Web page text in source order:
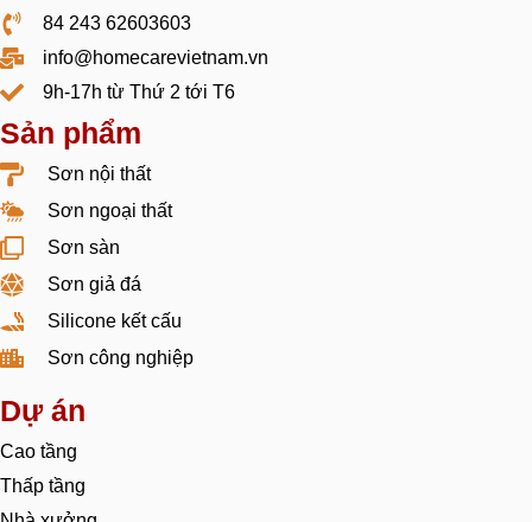
84 243 62603603
info@homecarevietnam.vn
9h-17h từ Thứ 2 tới T6
Sản phẩm
Sơn nội thất
Sơn ngoại thất
Sơn sàn
Sơn giả đá
Silicone kết cấu
Sơn công nghiệp
Dự án
Cao tầng
Thấp tầng